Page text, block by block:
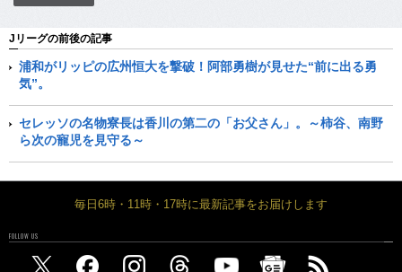
Jリーグの前後の記事
浦和がリッピの広州恒大を撃破！阿部勇樹が見せた“前に出る勇
気”。
セレッソの名物寮長は香川の第二の「お父さん」。～柿谷、南野
ら次の寵児を見守る～
毎日6時・11時・17時に最新記事をお届けします
FOLLOW US